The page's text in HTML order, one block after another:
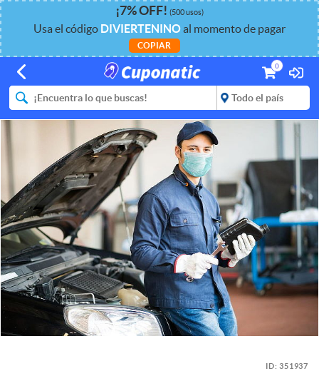
¡7%OFF! (500 usos)
Usa el código DIVIERTENINOal momento de pagar
COPIAR
0
ID:351937